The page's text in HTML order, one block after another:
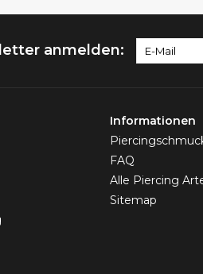
anmelden:
Informationen
FAQ
Alle Piercing
Sitemap